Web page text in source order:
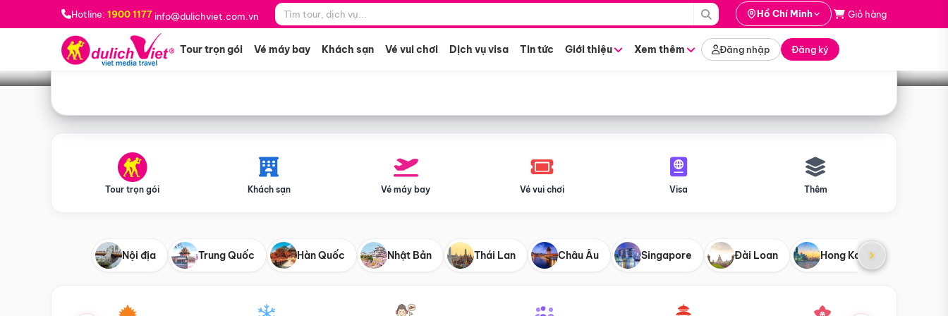
Hotline: 1900 1177 info@dulichviet.com.vn Hồ Chí Minh Giỏ hàng
Tour trọn gói Vé máy bay Khách sạn Vé vui chơi Dịch vụ visa Tin tức Giới thiệu Xem thêm Đăng nhập Đăng ký
Bạn muốn đi đâu? *
Tìm tour
Tour trọn gói Khách sạn Vé máy bay Vé vui chơi Visa Thêm
Nội địa Trung Quốc Hàn Quốc Nhật Bản Thái Lan Châu Âu Singapore Đài Loan Hong Kong